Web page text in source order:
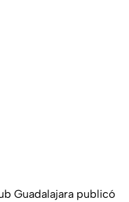
Guadalajara publicó